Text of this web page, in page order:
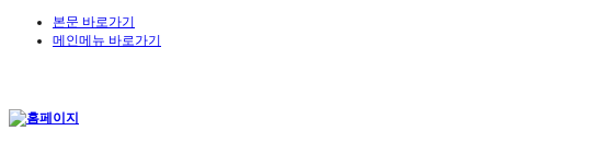
본문 바로가기
메인메뉴 바로가기